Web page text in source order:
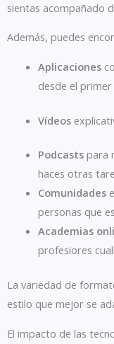
sientas acompañado
Además, puedes
Aplicaciones
desde el
Vídeos
Podcasts para
haces otras
Comunidades
personas que
Academias
profesiores
La variedad de
estilo que mejor se
El impacto de las